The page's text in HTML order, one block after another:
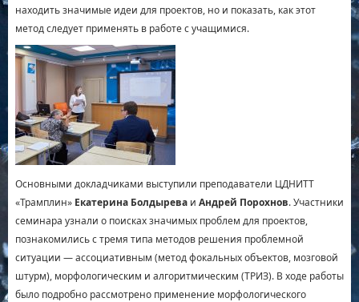
находить значимые идеи для проектов, но и показать, как этот
метод следует применять в работе с учащимися.
Основными докладчиками выступили преподаватели ЦДНИТТ
«Трамплин» Екатерина Болдырева и Андрей Порохнов. Участники
семинара узнали о поисках значимых проблем для проектов,
познакомились с тремя типа методов решения проблемной
ситуации — ассоциативным (метод фокальных объектов, мозговой
штурм), морфологическим и алгоритмическим (ТРИЗ). В ходе работы
было подробно рассмотрено применение морфологического